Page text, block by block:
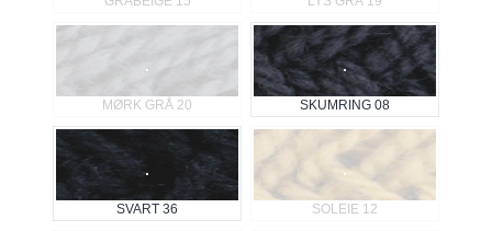
MØRK GRÅ 20 SKUMRING 08
SVART 36 SOLEIE 12